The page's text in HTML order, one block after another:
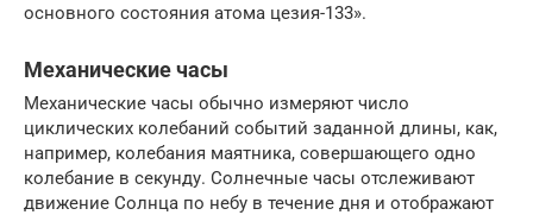
основного состояния атома цезия-133».
Механические часы
Механические часы обычно измеряют число
циклических колебаний событий заданной длины, как,
например, колебания маятника, совершающего одно
колебание в секунду. Солнечные часы отслеживают
движение Солнца по небу в течение дня и отображают